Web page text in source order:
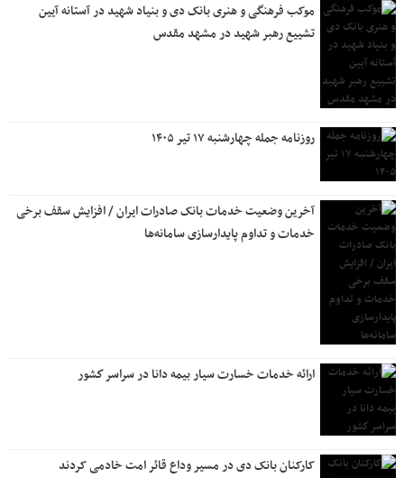
موکب فرهنگی و هنری بانک دی و بنیاد شهید در آستانه آیین
تشییع رهبر شهید در مشهد مقدس
روزنامه جمله چهارشنبه ۱۷ تیر ۱۴۰۵
آخرین وضعیت خدمات بانک صادرات ایران / افزایش سقف برخی
خدمات و تداوم پایدارسازی سامانه‌ها
ارائه خدمات خسارت سیار بیمه دانا در سراسر كشور
کارکنان بانک دی در مسیر وداع قائر امت خادمی کردند